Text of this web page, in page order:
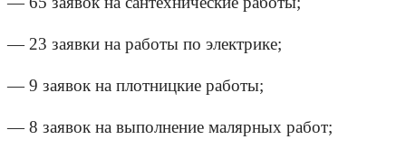
— 23 заявки на работы по электрике;
— 9 заявок на плотницкие работы;
— 8 заявок на выполнение малярных работ;